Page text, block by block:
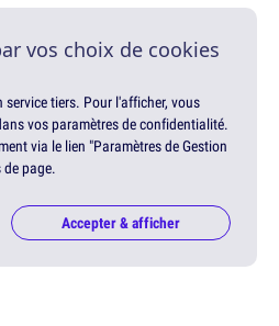
vos choix de cookies
tiers. Pour l'afficher, vous
vos paramètres de confidentialité.
via le lien "Paramètres de Gestion
page.
Accepter & afficher